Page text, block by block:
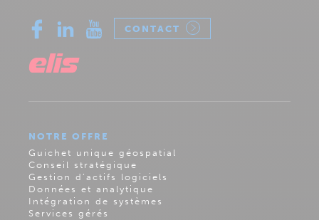
CONTACT
NOTRE OFFRE
Guichet unique géospatial
Conseil stratégique
Gestion d’actifs logiciels
Données et analytique
Intégration de systèmes
Services gérés